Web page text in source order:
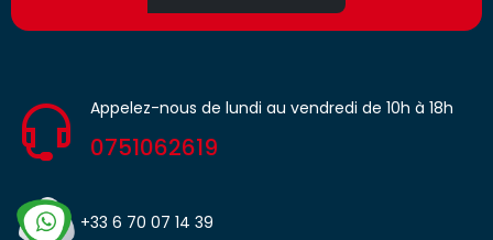
Appelez-nous de lundi au vendredi de 10h à 18h
0751062619
+33 6 70 07 14 39